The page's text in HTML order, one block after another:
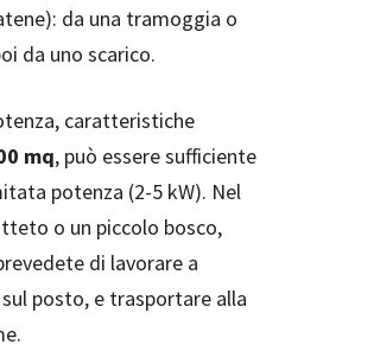
da una tramoggia o
da uno scarico.
caratteristiche
mq, può essere sufficiente
potenza (2-5 kW). Nel
o un piccolo bosco,
di lavorare a
posto, e trasportare alla